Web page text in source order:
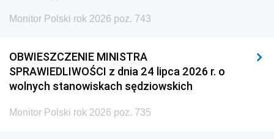
Monitor Polski rok 2026 poz. 743
OBWIESZCZENIE MINISTRA
SPRAWIEDLIWOŚCI z dnia 24 lipca 2026 r. o
wolnych stanowiskach sędziowskich
Monitor Polski rok 2026 poz. 735